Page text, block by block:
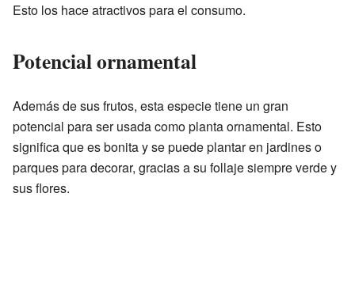
Esto los hace atractivos para el consumo.
Potencial ornamental
Además de sus frutos, esta especie tiene un gran
potencial para ser usada como planta ornamental. Esto
significa que es bonita y se puede plantar en jardines o
parques para decorar, gracias a su follaje siempre verde y
sus flores.